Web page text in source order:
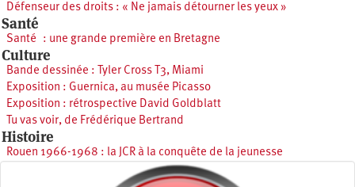
Défenseur des droits : « Ne jamais détourner les yeux »
Santé
Santé : une grande première en Bretagne
Culture
Bande dessinée : Tyler Cross T3, Miami
Exposition : Guernica, au musée Picasso
Exposition : rétrospective David Goldblatt
Tu vas voir, de Frédérique Bertrand
Histoire
Rouen 1966-1968 : la JCR à la conquête de la jeunesse